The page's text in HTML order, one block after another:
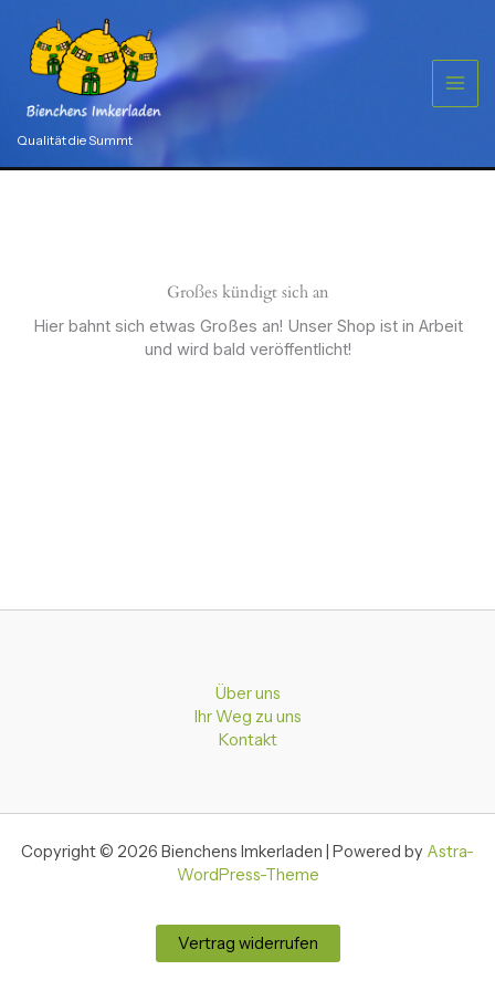
Inhalt
springen
Qualität die Summt
Großes kündigt sich an
Hier bahnt sich etwas Großes an! Unser Shop ist in Arbeit
und wird bald veröffentlicht!
Über uns
Ihr Weg zu uns
Kontakt
Copyright © 2026 Bienchens Imkerladen | Powered by Astra-
WordPress-Theme
Vertrag widerrufen
250
gr
Menge